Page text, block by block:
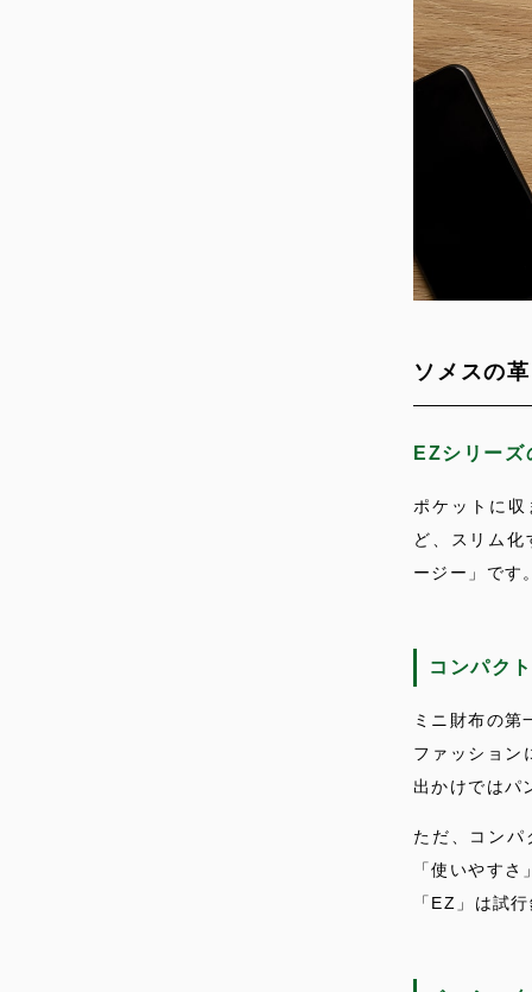
ソメスの
EZシリー
ポケットに収
ど、スリム
ージー」です
コンパク
ミニ財布の第
ファッション
出かけではパ
ただ、コン
「使いやす
「EZ」は試